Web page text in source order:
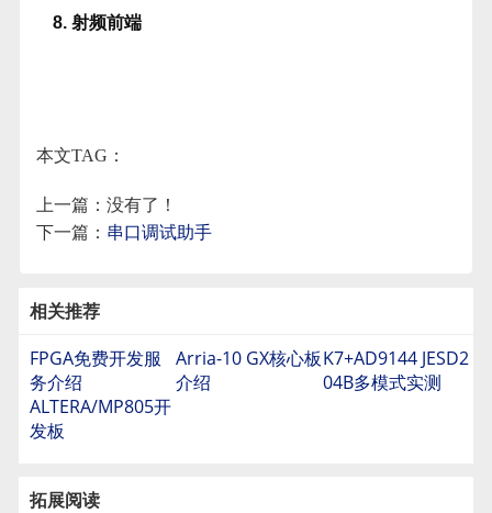
8. 射频前端
本文TAG：
上一篇：没有了！
下一篇： 串口调试助手
相关推荐
FPGA免费开发服
务介绍
Arria-10 GX核心板
介绍
K7+AD9144 JESD2
04B多模式实测
ALTERA/MP805开
发板
拓展阅读